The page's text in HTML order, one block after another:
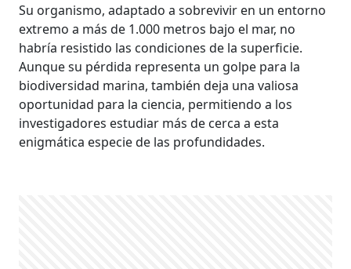
Su organismo, adaptado a sobrevivir en un entorno
extremo a más de 1.000 metros bajo el mar, no
habría resistido las condiciones de la superficie.
Aunque su pérdida representa un golpe para la
biodiversidad marina, también deja una valiosa
oportunidad para la ciencia, permitiendo a los
investigadores estudiar más de cerca a esta
enigmática especie de las profundidades.